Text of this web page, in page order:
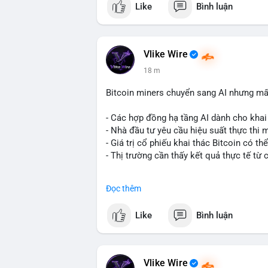
thuộc sở hữu của một tổ chức hoặc cá
thành nhiều địa chỉ mới thường cho
nguy cơ chốt lời là hiện hữu và có thể
Nhà đầu tư nhỏ lẻ nên quan sát thêm
Like Bình luận
Vlike Wire
18 m
Bitcoin miners chuyển sang AI nhưng
- Các hợp đồng hạ tầng AI dành cho
- Nhà đầu tư yêu cầu hiệu suất thực thi
- Giá trị cổ phiếu khai thác Bitcoin có
- Thị trường cần thấy kết quả thực tế từ
#vlikevn #titanbot
📰 Nguồn: Cointelegraph
Đọc thêm
Like Bình luận
Vlike Wire